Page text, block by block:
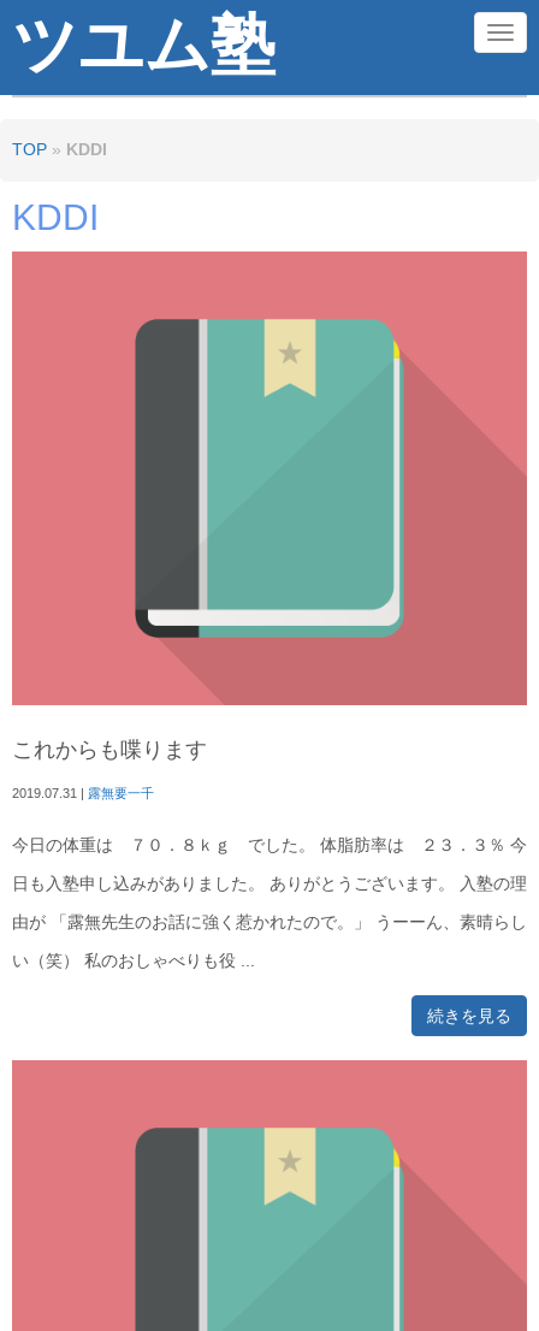
ツユム塾 N
TOP » KDDI
KDDI
これからも喋ります
2019.07.31 | 露無要一千
今日の体重は ７０．８ｋｇ でした。 体脂肪率は ２３．３％ 今
日も入塾申し込みがありました。 ありがとうございます。 入塾の理
由が 「露無先生のお話に強く惹かれたので。」 うーーん、素晴らし
い（笑） 私のおしゃべりも役 ...
続きを見る